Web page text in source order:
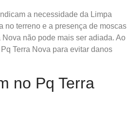
a necessidade da Limpa
no terreno e a presença de moscas
não pode mais ser adiada. Ao
Terra Nova para evitar danos
no Pq Terra